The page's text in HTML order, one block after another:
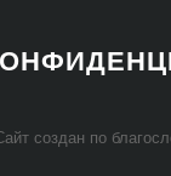
со­здан по